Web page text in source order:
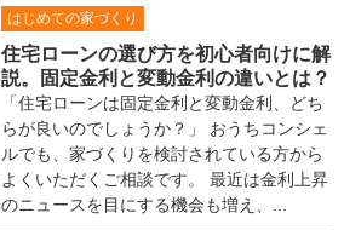
はじめての家づくり
住宅ローンの選び方を初心者向けに解
説。固定金利と変動金利の違いとは？
「住宅ローンは固定金利と変動金利、どち
らが良いのでしょうか？」 おうちコンシェ
ルでも、家づくりを検討されている方から
よくいただくご相談です。 最近は金利上昇
のニュースを目にする機会も増え、...